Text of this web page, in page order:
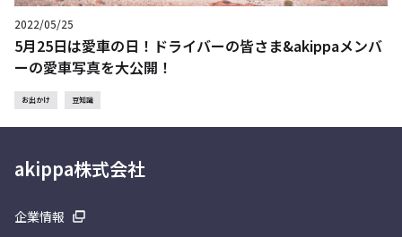
2022/05/25
5月25日は愛車の日！ドライバーの皆さま&akippaメンバ
ーの愛車写真を大公開！
お出かけ 豆知識
akippa株式会社
企業情報